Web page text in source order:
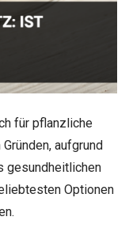
für pflanzliche
aufgrund
gesundheitlichen
Optionen